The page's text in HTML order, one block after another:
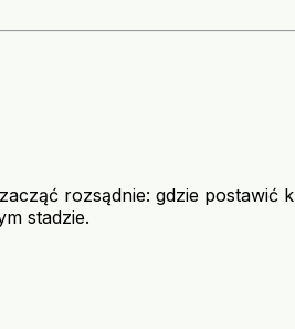
rozsądnie: gdzie postawić
stadzie.